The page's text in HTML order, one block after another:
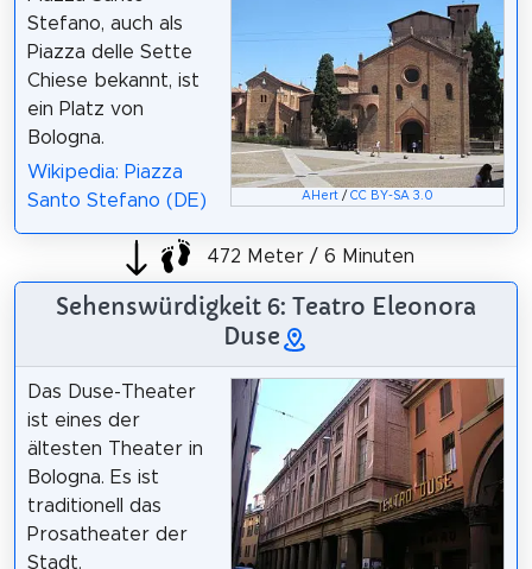
AHert /CC BY-SA 3.0
Stefano, auch als
Piazza delle Sette
Chiese bekannt, ist
ein Platz von
Bologna.
Wikipedia: Piazza
Santo Stefano (DE)
472 Meter / 6 Minuten
Sehenswürdigkeit 6: Teatro Eleonora
Duse
Das Duse-Theater
ist eines der
ältesten Theater in
Bologna. Es ist
traditionell das
Prosatheater der
Stadt.